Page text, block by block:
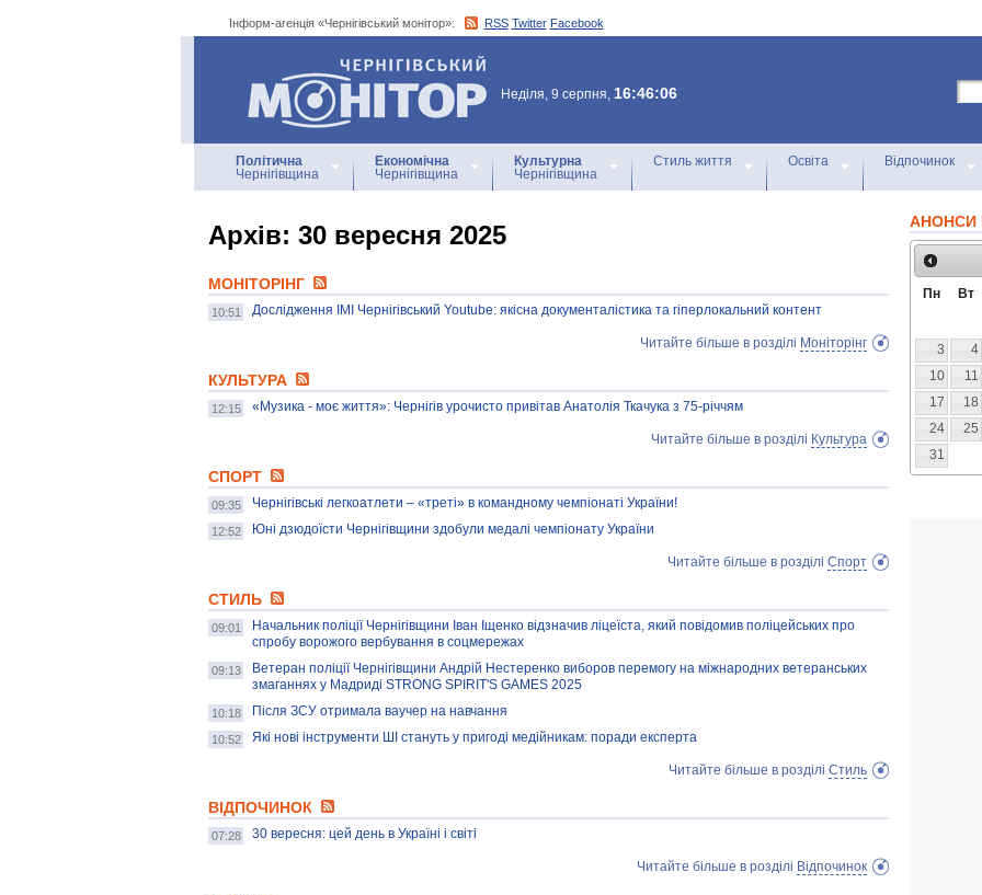
Інформ-агенція «Чернігівський монітор»: RSS Twitter Facebook
Інформ-агенція
«Чернігівський монітор»
Неділя, 9 серпня, 16:46:06
Політична
Чернігівщина
Економічна
Чернігівщина
Культурна
Чернігівщина
Стиль життя Освіта Відпочинок
Архiв: 30 вересня 2025
МОНІТОРІНГ
10:51 Дослідження ІМІ Чернігівський Youtube: якісна документалістика та гіперлокальний контент
Читайте більше в розділі Моніторінг
КУЛЬТУРА
12:15 «Музика - моє життя»: Чернігів урочисто привітав Анатолія Ткачука з 75-річчям
Читайте більше в розділі Культура
СПОРТ
09:35 Чернігівські легкоатлети – «треті» в командному чемпіонаті України!
12:52 Юні дзюдоїсти Чернігівщини здобули медалі чемпіонату України
Читайте більше в розділі Спорт
СТИЛЬ
09:01
Начальник поліції Чернігівщини Іван Іщенко відзначив ліцеїста, який повідомив поліцейських про
спробу ворожого вербування в соцмережах
09:13
Ветеран поліції Чернігівщини Андрій Нестеренко виборов перемогу на міжнародних ветеранських
змаганнях у Мадриді STRONG SPIRIT'S GAMES 2025
10:18 Після ЗСУ отримала ваучер на навчання
10:52 Які нові інструменти ШІ стануть у пригоді медійникам: поради експерта
Читайте більше в розділі Стиль
ВІДПОЧИНОК
07:28 30 вересня: цей день в Україні і світі
Читайте більше в розділі Відпочинок
АНОНСИ
Пн Вт
3
4
10
11
17
18
24
25
31